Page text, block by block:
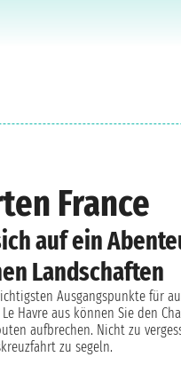
France
auf ein
Landschaften
Ausgangspunkte für
Havre aus können Sie den
aufbrechen. Nicht zu
zu segeln.